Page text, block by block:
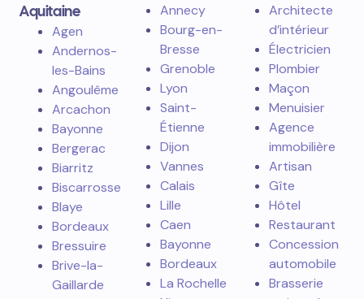
Aquitaine
Agen
Andernos-
les-Bains
Angoulême
Arcachon
Bayonne
Bergerac
Biarritz
Biscarrosse
Blaye
Bordeaux
Bressuire
Brive-la-
Gaillarde
Annecy
Bourg-en-
Bresse
Grenoble
Lyon
Saint-
Étienne
Dijon
Vannes
Calais
Lille
Caen
Bayonne
Bordeaux
La Rochelle
Architecte
d’intérieur
Électricien
Plombier
Maçon
Menuisier
Agence
immobilière
Artisan
Gîte
Hôtel
Restaurant
Concession
automobile
Brasserie